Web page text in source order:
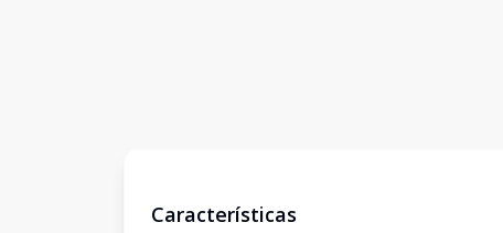
Características